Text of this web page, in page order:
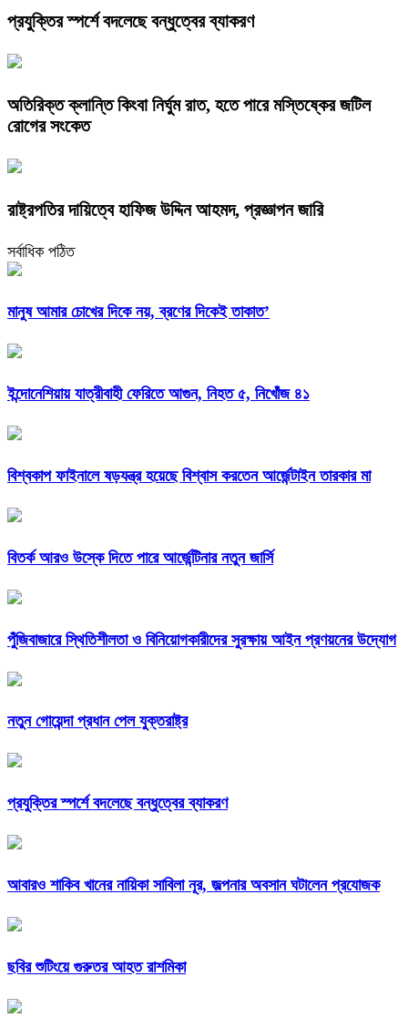
প্রযুক্তির স্পর্শে বদলেছে বন্ধুত্বের ব্যাকরণ
অতিরিক্ত ক্লান্তি কিংবা নির্ঘুম রাত, হতে পারে মস্তিষ্কের জটিল
রোগের সংকেত
রাষ্ট্রপতির দায়িত্বে হাফিজ উদ্দিন আহমদ, প্রজ্ঞাপন জারি
সর্বাধিক পঠিত
মানুষ আমার চোখের দিকে নয়, ব্রণের দিকেই তাকাত’
ইন্দোনেশিয়ায় যাত্রীবাহী ফেরিতে আগুন, নিহত ৫, নিখোঁজ ৪১
বিশ্বকাপ ফাইনালে ষড়যন্ত্র হয়েছে বিশ্বাস করতেন আর্জেন্টাইন তারকার মা
বিতর্ক আরও উস্কে দিতে পারে আর্জেন্টিনার নতুন জার্সি
পুঁজিবাজারে স্থিতিশীলতা ও বিনিয়োগকারীদের সুরক্ষায় আইন প্রণয়নের উদ্যোগ
নতুন গোয়েন্দা প্রধান পেল যুক্তরাষ্ট্র
প্রযুক্তির স্পর্শে বদলেছে বন্ধুত্বের ব্যাকরণ
আবারও শাকিব খানের নায়িকা সাবিলা নূর, জল্পনার অবসান ঘটালেন প্রযোজক
ছবির শুটিংয়ে গুরুতর আহত রাশমিকা